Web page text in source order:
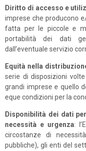
Diritto di accesso e
imprese che producono
fatta per le piccole e
portabilità dei dati
dall’eventuale servizio
Equità nella
serie di disposizioni
grandi imprese e quello
eque condizioni per la
Disponibilità dei dati
necessità e urgenza:
circostanze di
pubbliche), gli enti del